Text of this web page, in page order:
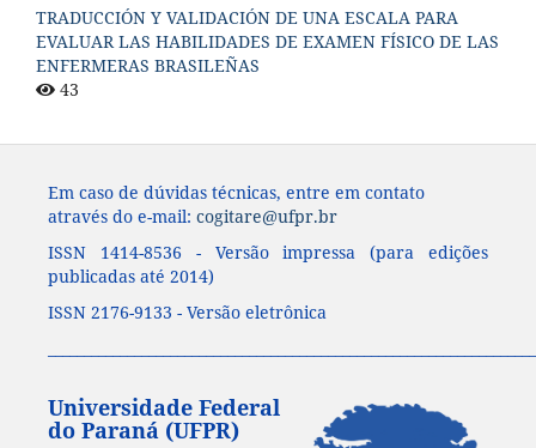
TRADUCCIÓN Y VALIDACIÓN DE UNA ESCALA PARA
EVALUAR LAS HABILIDADES DE EXAMEN FÍSICO DE LAS
ENFERMERAS BRASILEÑAS
43
Em caso de dúvidas técnicas, entre em contato
através do e-mail: cogitare@ufpr.br
ISSN 1414-8536 - Versão impressa (para edições
publicadas até 2014)
ISSN 2176-9133 - Versão eletrônica
Universidade Federal
do Paraná (UFPR)